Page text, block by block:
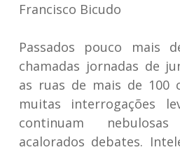
Francisco Bicudo
Passados pouco mais
chamadas jornadas de
as ruas de mais de 100
muitas interrogações
continuam
acalorados debates.